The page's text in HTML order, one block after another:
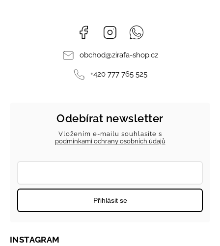
Facebook Instagram
obchod@zirafa-shop.cz
+420 777 765 525
Odebírat newsletter
Vložením e-mailu souhlasíte s
podmínkami ochrany osobních údajů
Přihlásit se
INSTAGRAM